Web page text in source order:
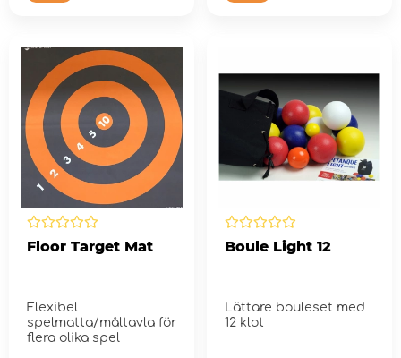
Floor Target Mat
Flexibel
spelmatta/måltavla för
flera olika spel
Boule Light 12
Lättare bouleset med
12 klot